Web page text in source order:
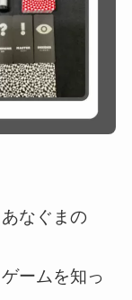
なぐまの
ームを知っ